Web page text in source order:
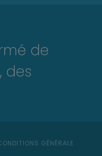
de
des
GÉNÉRALE